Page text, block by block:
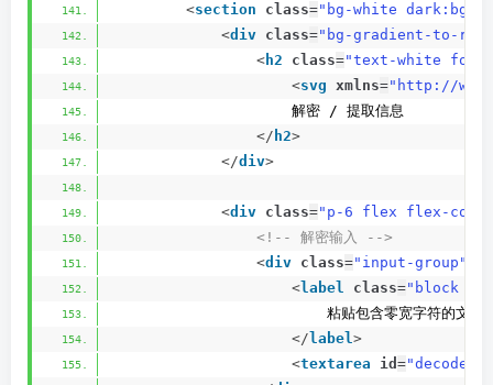
<section class="bg-white dark:bg-
<div class="bg-gradient-to-r
< h2 class="text-white font-
<svg xmlns="http://
                    解密 / 提取信息
</ h2>
</div>
<div class="p-6 flex flex-col
<!-- 解密输入 -->
<div class="input-group"
<label class="block
                        粘贴包含零宽字符的文本
</ label>
<textarea id =